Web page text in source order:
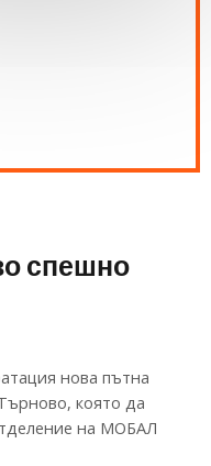
спешно
нова пътна
която да
на МОБАЛ